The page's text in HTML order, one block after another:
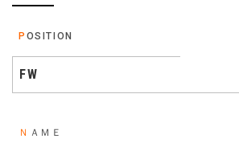
POSITION
FW
ＮＡＭＥ